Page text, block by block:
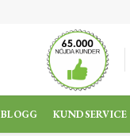
BLOGG KUNDSERVICE